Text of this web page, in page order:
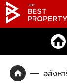
อสังห